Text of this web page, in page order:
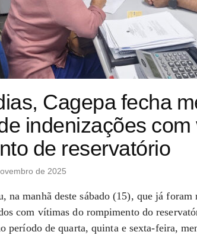
Cagepa fecha
indenizações
de reservatório
de 2025
na manhã deste sábado (15), que já foram
com vítimas do rompimento do
período de quarta, quinta e sexta-feira,